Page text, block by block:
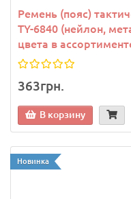
Ремень (пояс)
TY-6840 (нейлон,
цвета в
363грн.
В корзину
Новинка